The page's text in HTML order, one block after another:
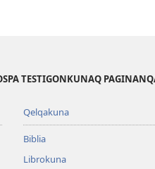
TESTIGONKUNAQ
Qelqakuna
Biblia
Librokuna